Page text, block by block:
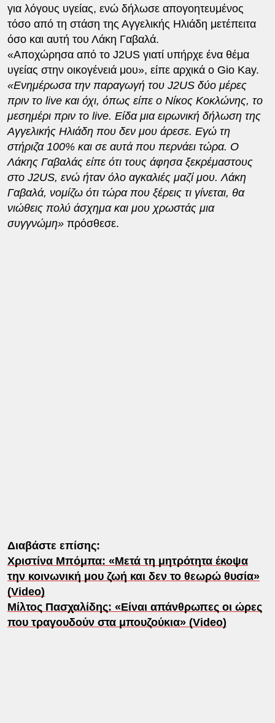
για λόγους υγείας, ενώ δήλωσε απογοητευμένος
τόσο από τη στάση της Αγγελικής Ηλιάδη μετέπειτα
όσο και αυτή του Λάκη Γαβαλά.
«Αποχώρησα από το J2US γιατί υπήρχε ένα θέμα
υγείας στην οικογένειά μου», είπε αρχικά ο Gio Kay.
«Ενημέρωσα την παραγωγή του J2US δύο μέρες
πριν το live και όχι, όπως είπε ο Νίκος Κοκλώνης, το
μεσημέρι πριν το live. Είδα μια ειρωνική δήλωση της
Αγγελικής Ηλιάδη που δεν μου άρεσε. Εγώ τη
στήριζα 100% και σε αυτά που περνάει τώρα. Ο
Λάκης Γαβαλάς είπε ότι τους άφησα ξεκρέμαστους
στο J2US, ενώ ήταν όλο αγκαλιές μαζί μου. Λάκη
Γαβαλά, νομίζω ότι τώρα που ξέρεις τι γίνεται, θα
νιώθεις πολύ άσχημα και μου χρωστάς μια
συγγνώμη»πρόσθεσε.
Διαβάστε επίσης:
Χριστίνα Μπόμπα: «Μετά τη μητρότητα έκοψα
την κοινωνική μου ζωή και δεν το θεωρώ θυσία»
(Video)
Μίλτος Πασχαλίδης: «Είναι απάνθρωπες οι ώρες
που τραγουδούν στα μπουζούκια» (Video)